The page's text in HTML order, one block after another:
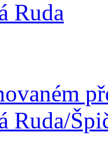
Ruda
Ruda/